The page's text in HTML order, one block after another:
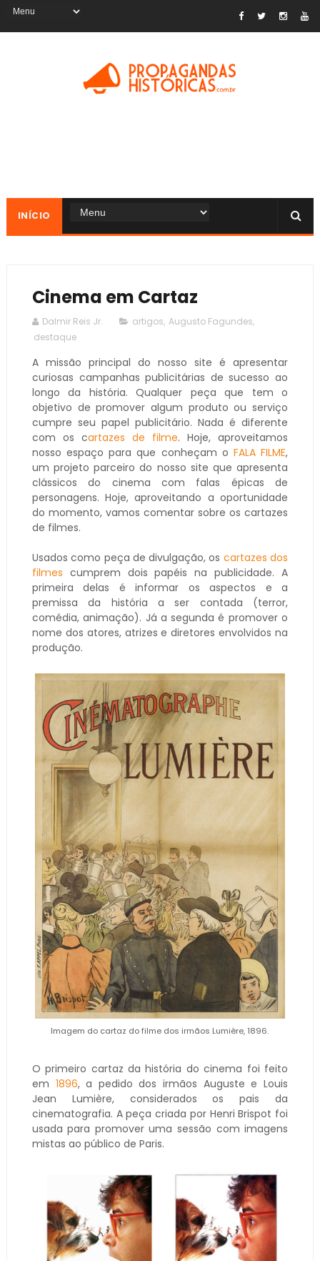
INÍCIO
Cinema em Cartaz
Dalmir Reis Jr. artigos, Augusto Fagundes,
destaque
A missão principal do nosso site é apresentar
curiosas campanhas publicitárias de sucesso ao
longo da história. Qualquer peça que tem o
objetivo de promover algum produto ou serviço
cumpre seu papel publicitário. Nada é diferente
com os cartazes de filme. Hoje, aproveitamos
nosso espaço para que conheçam o FALA FILME,
um projeto parceiro do nosso site que apresenta
clássicos do cinema com falas épicas de
personagens. Hoje, aproveitando a oportunidade
do momento, vamos comentar sobre os cartazes
de filmes.
Usados como peça de divulgação, os cartazes dos
filmes cumprem dois papéis na publicidade. A
primeira delas é informar os aspectos e a
premissa da história a ser contada (terror,
comédia, animação). Já a segunda é promover o
nome dos atores, atrizes e diretores envolvidos na
produção.
Imagem do cartaz do filme dos irmãos Lumière, 1896.
O primeiro cartaz da história do cinema foi feito
em 1896, a pedido dos irmãos Auguste e Louis
Jean Lumière, considerados os pais da
cinematografia. A peça criada por Henri Brispot foi
usada para promover uma sessão com imagens
mistas ao público de Paris.